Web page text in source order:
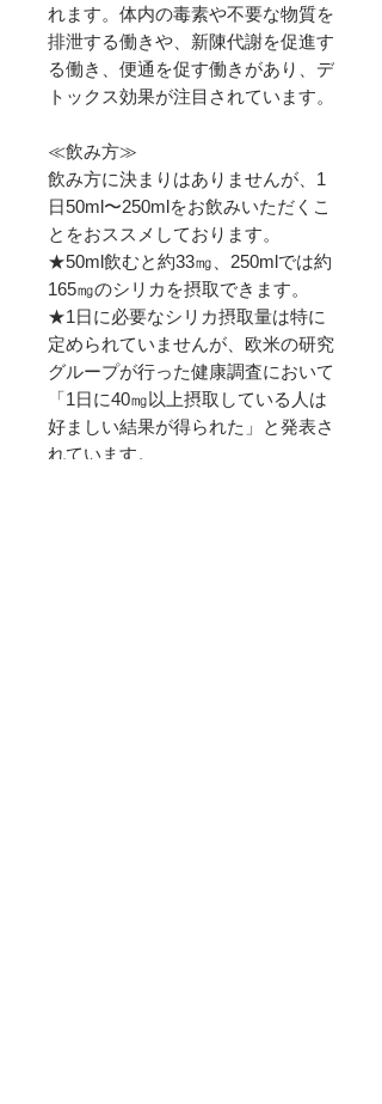
れます。体内の毒素や不要な物質を
排泄する働きや、新陳代謝を促進す
る働き、便通を促す働きがあり、デ
トックス効果が注目されています。
≪飲み方≫
飲み方に決まりはありませんが、1
日50ml〜250mlをお飲みいただくこ
とをおススメしております。
★50ml飲むと約33㎎、250mlでは約
165㎎のシリカを摂取できます。
★1日に必要なシリカ摂取量は特に
定められていませんが、欧米の研究
グループが行った健康調査において
「1日に40㎎以上摂取している人は
好ましい結果が得られた」と発表さ
れています。